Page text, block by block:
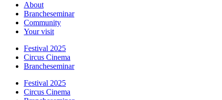
About
Brancheseminar
Community
Your visit
Festival 2025
Circus Cinema
Brancheseminar
Festival 2025
Circus Cinema